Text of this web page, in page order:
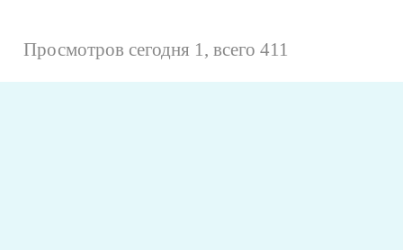
Просмотров сегодня 1, всего 411